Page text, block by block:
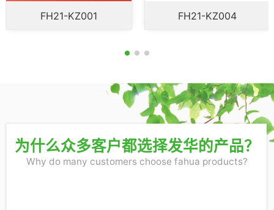
FH21-KZ004 FH21-KZ007
为什么众多客户都选择发华的产品？
Why do many customers choose fahua products?